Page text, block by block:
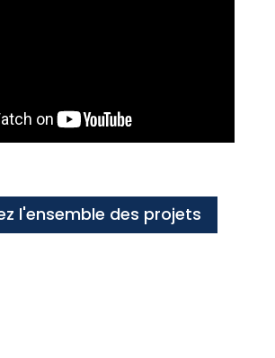
l'ensemble des projets